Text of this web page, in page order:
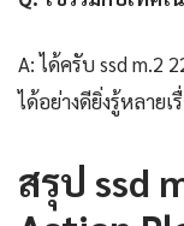
A: ได้ครับ ssd m.2
ได้อย่างดียิ่งรู้หลายเ
สรุป ssd